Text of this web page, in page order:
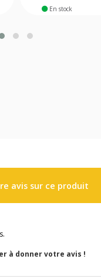
En stock
avis sur ce produit
à donner votre avis !